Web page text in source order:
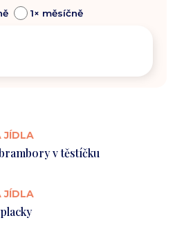
1× měsíčně
JÍDLA
v těstíčku
JÍDLA